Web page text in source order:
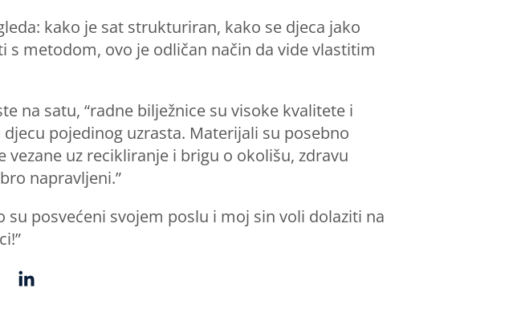
kako je sat strukturiran, kako se djeca jako
metodom, ovo je odličan način da vide vlastitim
na satu, “radne bilježnice su visoke kvalitete i
pojedinog uzrasta. Materijali su posebno
uz recikliranje i brigu o okolišu, zdravu
napravljeni.”
posvećeni svojem poslu i moj sin voli dolaziti na